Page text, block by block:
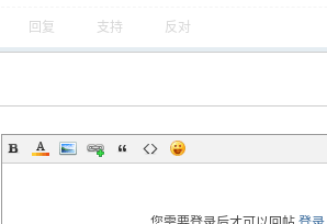
回复 支持 反对